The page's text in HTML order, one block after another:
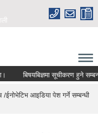
बिषयबिज्ञमा सूचीकरण हुने सम्बन्धमा।
ईनोभेटिभ आइडिया पेश गर्ने सम्बन्धी